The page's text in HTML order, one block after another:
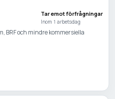
Tar emot förfrågningar
Inom 1 arbetsdag
BRF och mindre kommersiella